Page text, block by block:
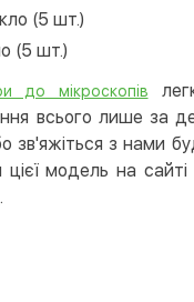
(5 шт.)
(5 шт.)
до мікроскопів
всього лише за
зв'яжіться з нами
модель на сайті
.